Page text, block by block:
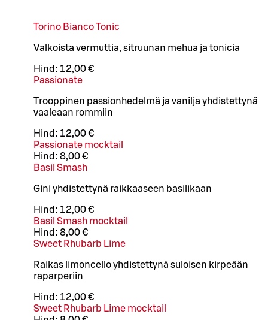
Torino Bianco Tonic
Valkoista vermuttia, sitruunan mehua ja tonicia
Hind: 12,00 €
Passionate
Trooppinen passionhedelmä ja vanilja yhdistettynä
vaaleaan rommiin
Hind: 12,00 €
Passionate mocktail
Hind: 8,00 €
Basil Smash
Gini yhdistettynä raikkaaseen basilikaan
Hind: 12,00 €
Basil Smash mocktail
Hind: 8,00 €
Sweet Rhubarb Lime
Raikas limoncello yhdistettynä suloisen kirpeään
raparperiin
Hind: 12,00 €
Sweet Rhubarb Lime mocktail